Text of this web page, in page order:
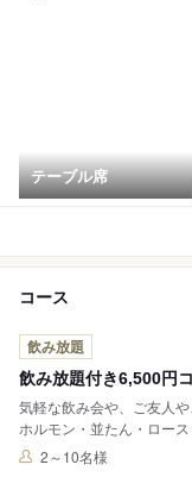
テーブル席
コース
飲み放題
飲み放題付き6,500円
気軽な飲み会や、ご友人
ホルモン・並たん・ロー
た。 生ビールはもちろん、日本酒・焼酎・チューハイなど多彩なドリンクの2～10名様